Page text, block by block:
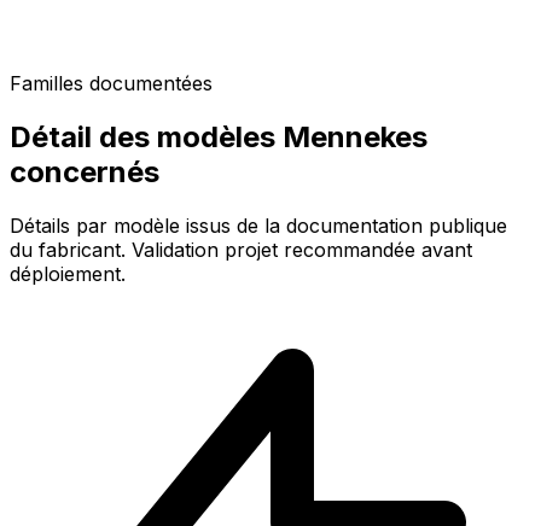
Familles documentées
Détail des modèles Mennekes
concernés
Détails par modèle issus de la documentation publique
du fabricant. Validation projet recommandée avant
déploiement.